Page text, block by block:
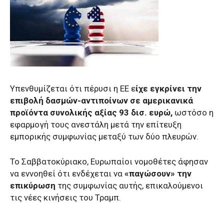
Υπενθυμίζεται ότι πέρυσι η ΕΕ είχε εγκρίνει την
επιβολή δασμών-αντιποίνων σε αμερικανικά
προϊόντα συνολικής αξίας 93 δισ. ευρώ, ωστόσο η
εφαρμογή τους ανεστάλη μετά την επίτευξη
εμπορικής συμφωνίας μεταξύ των δύο πλευρών.
Το Σαββατοκύριακο, Ευρωπαίοι νομοθέτες άφησαν
να εννοηθεί ότι ενδέχεται να «παγώσουν» την
επικύρωση της συμφωνίας αυτής, επικαλούμενοι
τις νέες κινήσεις του Τραμπ.